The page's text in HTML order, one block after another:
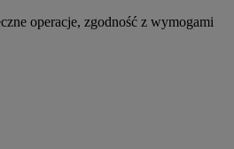
operacje, zgodność z wymogami